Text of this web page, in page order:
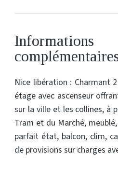
Informations
Nice libération : Charmant
étage avec ascenseur
sur la ville et les collines, à
Tram et du Marché,
parfait état, balcon, clim,
de provisions sur charges